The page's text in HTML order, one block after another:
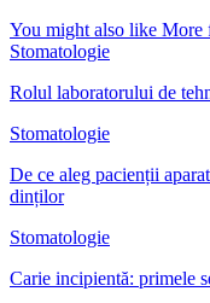
You might also like More
Stomatologie
Rolul laboratorului de
Stomatologie
De ce aleg pacienții
dinților
Stomatologie
Carie incipientă: primele